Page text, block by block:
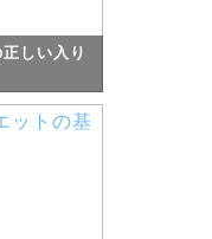
しい入り